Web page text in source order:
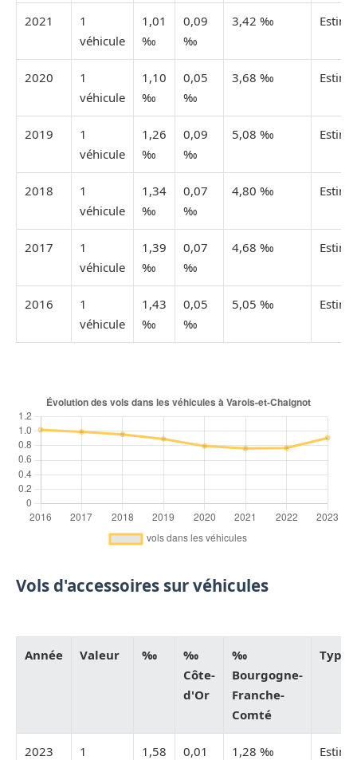
2021
1
véhicule
1,01
‰
0,09
‰
3,42 ‰
2020
1
véhicule
1,10
‰
0,05
‰
3,68 ‰
2019
1
véhicule
1,26
‰
0,09
‰
5,08 ‰
2018
1
véhicule
1,34
‰
0,07
‰
4,80 ‰
2017
1
véhicule
1,39
‰
0,07
‰
4,68 ‰
2016
1
véhicule
1,43
‰
0,05
‰
5,05 ‰
Vols d'accessoires sur véhicules
Année Valeur ‰
‰
Côte-
d'Or
‰
Bourgogne-
Franche-
Comté
Type
2023
1
1,58
0,01
1,28 ‰